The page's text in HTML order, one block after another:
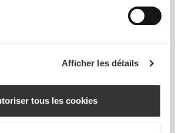
Afficher les détails
tous les cookies